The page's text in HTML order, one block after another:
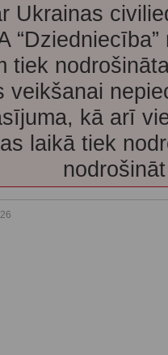
Ukrainas
tiek
veikšanai
kā arī
laikā tiek